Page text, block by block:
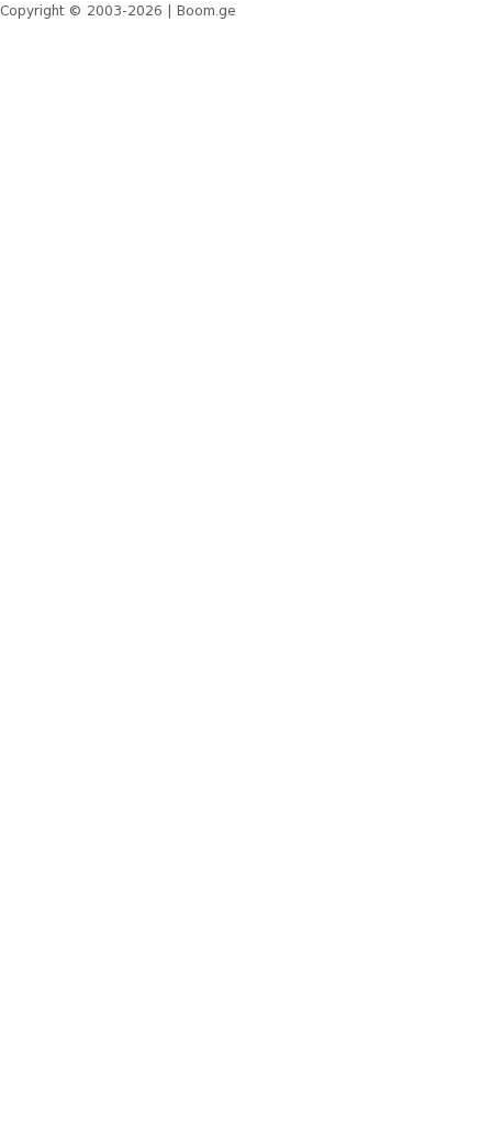
Copyright © 2003-2026 | Boom.ge